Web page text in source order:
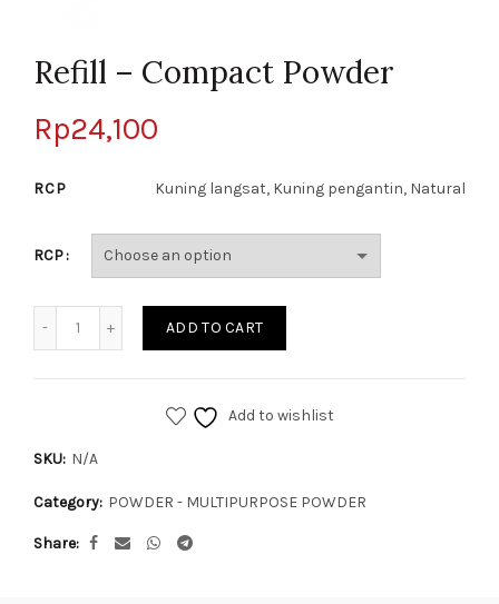
Refill – Compact Powder
Rp24,100
RCP Kuning langsat, Kuning pengantin, Natural
RCP
Quantity
ADD TO CART
Add to wishlist
SKU: N/A
Category: POWDER - MULTIPURPOSE POWDER
Share